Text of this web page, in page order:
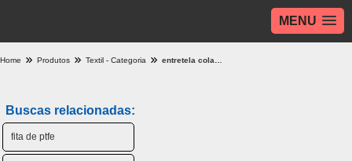
MENU
Home Produtos Textil - Categoria
Buscas relacionadas:
fita de ptfe